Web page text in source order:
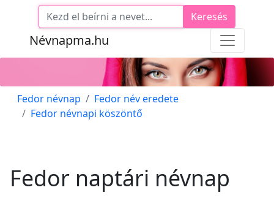
Névnapma.hu
Keresés
Fedor névnap
Fedor név eredete
Fedor névnapi köszöntő
Fedor naptári névnap